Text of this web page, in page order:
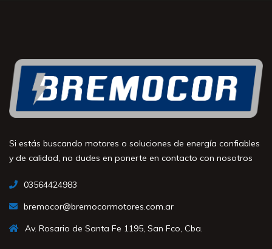
Si estás buscando motores o soluciones de energía confiables
y de calidad, no dudes en ponerte en contacto con nosotros
03564424983
bremocor@bremocormotores.com.ar
Av. Rosario de Santa Fe 1195, San Fco, Cba.